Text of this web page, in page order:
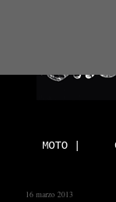
MOTO |
16 marzo 2013